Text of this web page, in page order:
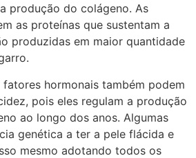
produção do colágeno. As
as proteínas que sustentam a
produzidas em maior quantidade
hormonais também podem
pois eles regulam a produção
ao longo dos anos. Algumas
genética a ter a pele flácida e
mesmo adotando todos os